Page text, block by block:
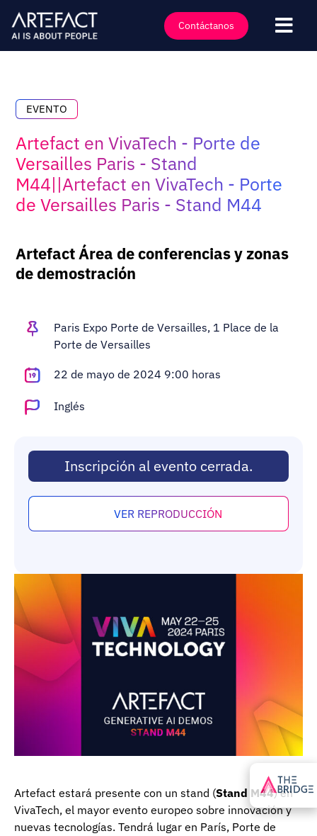
contenido
Contáctanos
Tecnologías
Perspectivas
Clientes
Empresa
Carreras
Adopt AI
ES
EVENTO
Artefact en VivaTech - Porte de
Versailles Paris - Stand
M44||Artefact en VivaTech - Porte
de Versailles Paris - Stand M44
Artefact Área de conferencias y zonas
de demostración
Paris Expo Porte de Versailles, 1 Place de la
Porte de Versailles
22 de mayo de 2024 9:00 horas
Inglés
Artefact estará presente con un stand (Stand M44) en
VivaTech, el mayor evento europeo sobre innovación y
nuevas tecnologías. Tendrá lugar en París, Porte de
Inscripción al evento cerrada.
VER REPRODUCCIÓN